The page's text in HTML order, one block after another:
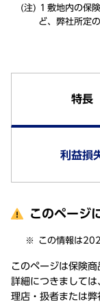
１敷地内の保
ど、弊社所定
特長
利益損
このページ
この情報は
このページは保険商
詳細につきまして
理店・扱者または弊